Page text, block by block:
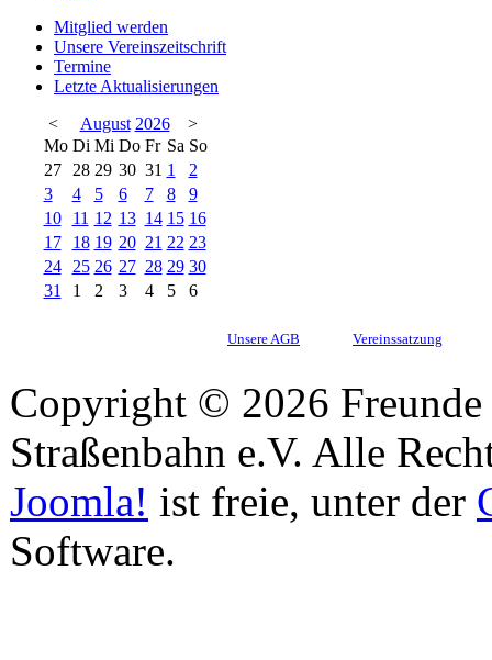
Mitglied werden
Unsere Vereinszeitschrift
Termine
Letzte Aktualisierungen
<
August 2026
>
Mo Di Mi Do Fr Sa So
27
28 29 30 31 1
2
3
4 5 6 7 8
9
10
11 12 13 14 15 16
17
18 19 20 21 22 23
24
25 26 27 28 29 30
31
1 2 3 4 5 6
Unsere AGB Vereinssatzung
Copyright © 2026
Straßenbahn e.V. Alle
Joomla! ist freie, unter der
Software.